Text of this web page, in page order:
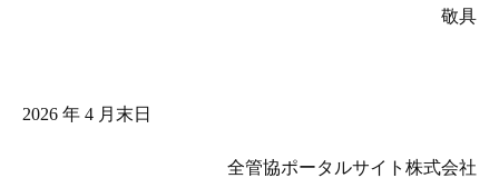
敬具
2026 年 4 月末日
全管協ポータルサイト株式会社